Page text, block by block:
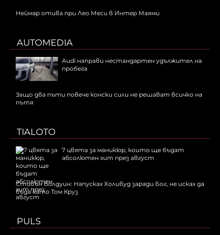
Неймар отива при Лео Меси в Интер Маями
AUTOMEDIA
Audi направи нестандартен удължител на
пробега
Защо два пъти повече конски сили не решават всичко на
пътя
TIALOTO
7 цвята за маникюр, които ще бъдат
абсолютен хит през август
Стивън Болдуин: Напусках Холивуд заради Бог, не исках да
бъда като Том Круз
PULS